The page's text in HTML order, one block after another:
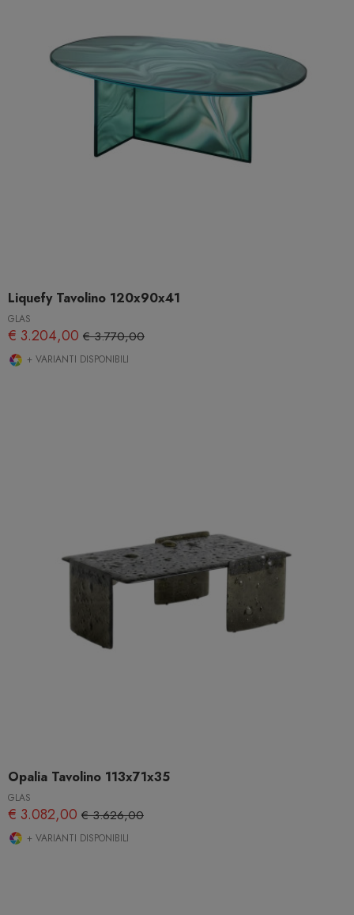
Liquefy Tavolino 120x90x41
GLAS
€ 3.204,00 € 3.770,00
+ VARIANTI DISPONIBILI
Opalia Tavolino 113x71x35
GLAS
€ 3.082,00 € 3.626,00
+ VARIANTI DISPONIBILI